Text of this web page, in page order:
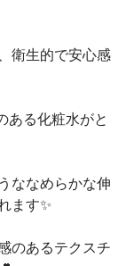
衛生的で安心感
ある化粧水がと
ななめらかな伸
ます✨
のあるテクスチ